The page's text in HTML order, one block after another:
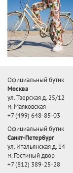
Официальный бутик
Москва
ул. Тверская д. 25/12
м. Маяковская
+7 (499) 648-85-03
Официальный бутик
Санкт-Петербург
ул. Итальянская д. 14
м. Гостиный двор
+7 (812) 389-25-28